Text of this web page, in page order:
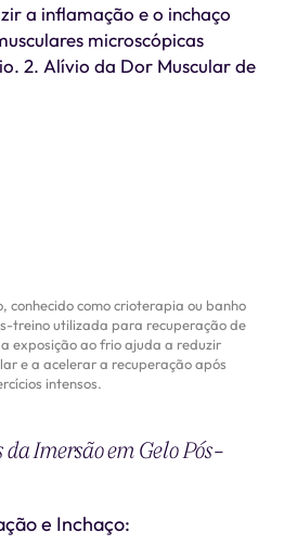
a inflamação e o inchaço
microscópicas
2. Alívio da Dor Muscular de
conhecido como crioterapia ou banho
treino utilizada para recuperação de
exposição ao frio ajuda a reduzir
e a acelerar a recuperação após
intensos.
Imersão em Gelo Pós-
e Inchaço: